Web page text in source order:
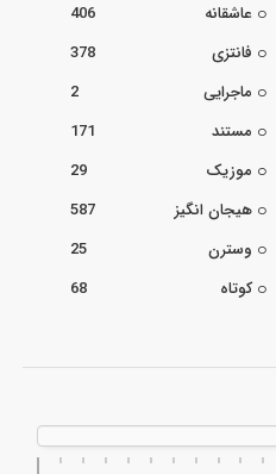
عاشقانه
406
فانتزی
378
ماجرایی
2
مستند
171
موزیک
29
هیجان انگیز
587
وسترن
25
کوتاه
68